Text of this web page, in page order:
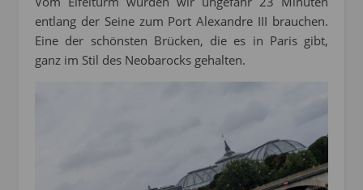
entlang der Seine zum Port Alexandre III brauchen.
Eine der schönsten Brücken, die es in Paris gibt,
ganz im Stil des Neobarocks gehalten.